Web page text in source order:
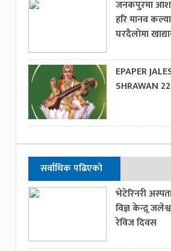
जनकपुरमा
हरि मानव
घरदैलोमा
EPAPER
SHRAWAN 22
सर्वाधिक पढिएको
भेटेरिनरी
विज्ञ केन्द्र्र
रेविज दिवस